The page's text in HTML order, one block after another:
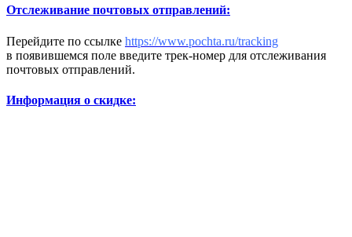
Отслеживание почтовых отправлений:
Перейдите по ссылке https://www.pochta.ru/tracking
в появившемся поле введите трек-номер для отслеживания
почтовых отправлений.
Информация о скидке: